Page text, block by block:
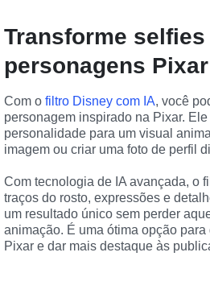
Transforme selfies
personagens
Com o filtro Disney com IA, você
personagem inspirado na Pixar.
personalidade para um visual
imagem ou criar uma foto de perfil
Com tecnologia de IA avançada, o
traços do rosto, expressões e
um resultado único sem perder
animação. É uma ótima opção
Pixar e dar mais destaque às